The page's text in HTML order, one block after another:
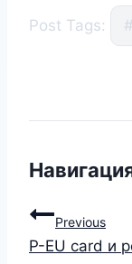
Post Tags: #
Previous
P-EU card и